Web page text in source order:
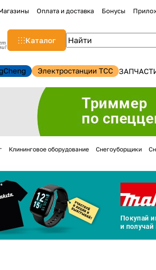
Оплата и доставка Бонусы
Каталог
Электростанции TCC
Клининговое оборудование Снегоуборщики
на